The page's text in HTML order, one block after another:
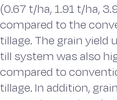
(0.67 t/ha, 1.91 t/ha,
compared to the
tillage. The grain yield
till system was also
compared to
tillage. In addition,